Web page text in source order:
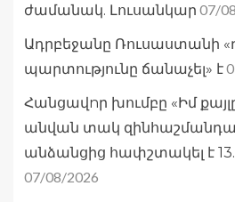
ժամանակ. Լուսանկար 07/
Ադրբեջանը Ռուսաստանի
պարտությունը ճանաչել» է
Հանցավnր խումբը «Իմ
անվան տակ
անձանցից հափշտակել է
07/08/2026